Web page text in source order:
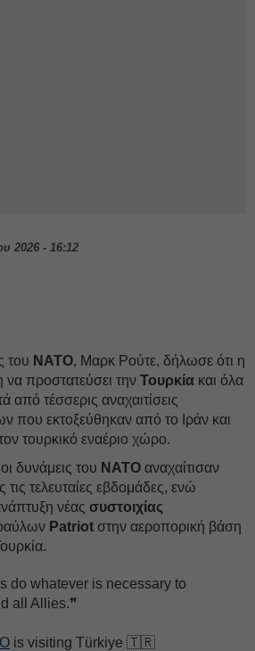
2026 - 16:12
του ΝΑΤΟ, Μαρκ Ρούτε, δήλωσε ότι η
να προστατεύσει την Τουρκία και όλα
από τέσσερις αναχαιτίσεις
που εκτοξεύθηκαν από το Ιράν και
τουρκικό εναέριο χώρο.
δυνάμεις του ΝΑΤΟ αναχαίτισαν
τις τελευταίες εβδομάδες, ενώ
νέας συστοιχίας
Patriot στην αεροπορική βάση
do whatever is necessary to
all Allies.❞
is visiting Türkiye 🇹🇷